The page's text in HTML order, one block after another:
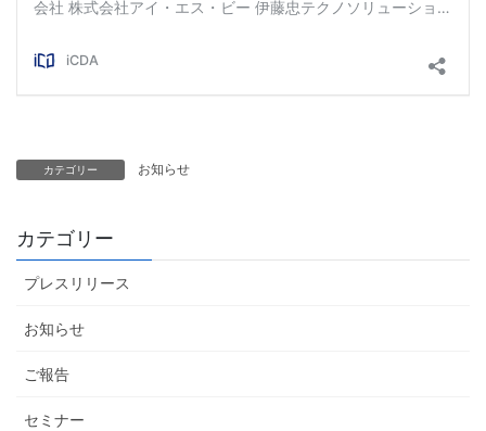
カテゴリー お知らせ
カテゴリー
プレスリリース
お知らせ
ご報告
セミナー